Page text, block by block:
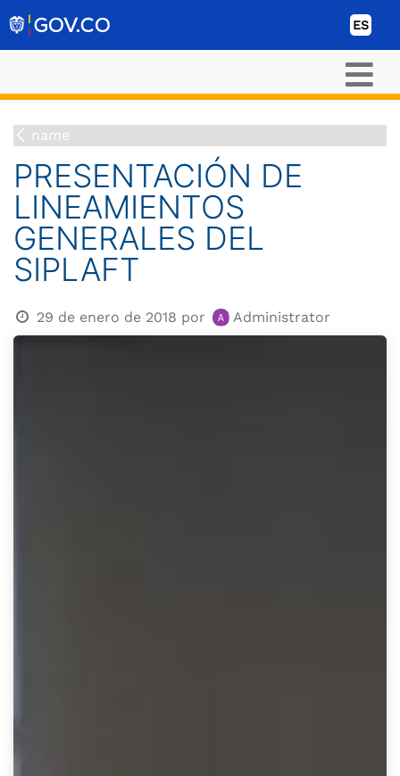
ES
name
PRESENTACIÓN DE
LINEAMIENTOS
GENERALES DEL
SIPLAFT
29 de enero de 2018 por Administrator